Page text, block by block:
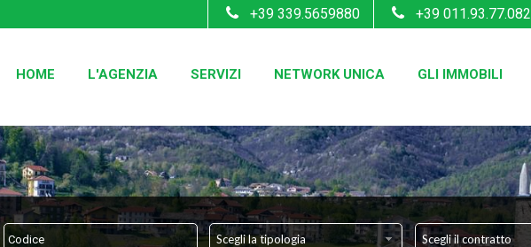
HOME L'AGENZIA SERVIZI NETWORK UNICA GLI IMMOBILI
+39 011.93.77.082
+39 339.5659880
Scegli la tipologia Scegli il contratto